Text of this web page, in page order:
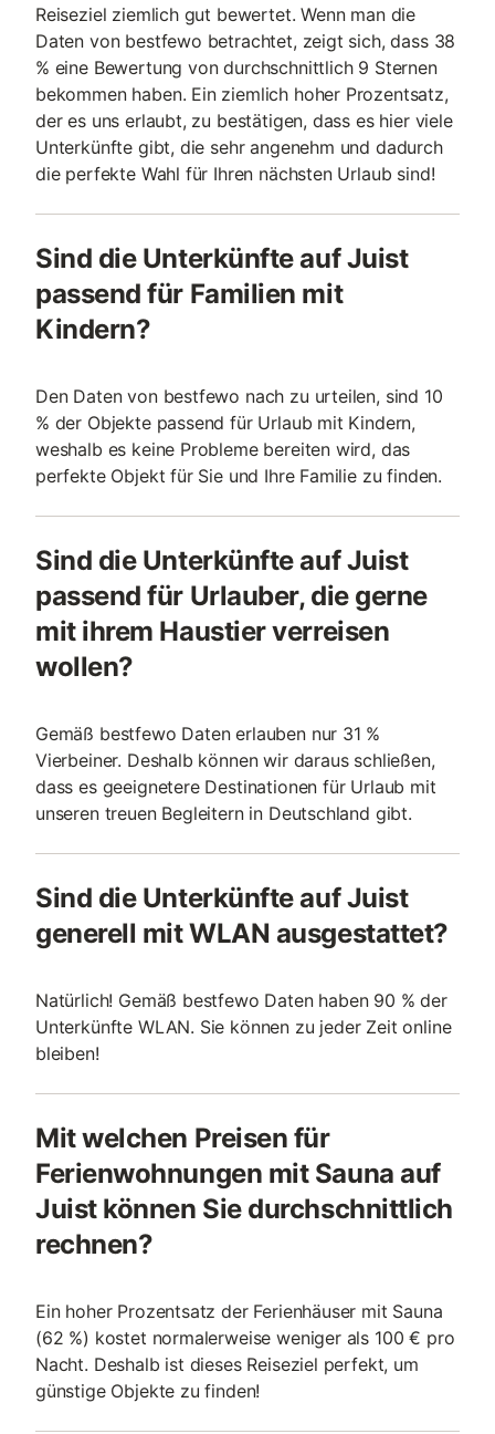
Reiseziel ziemlich gut bewertet. Wenn man die
Daten von bestfewo betrachtet, zeigt sich, dass 38
% eine Bewertung von durchschnittlich 9 Sternen
bekommen haben. Ein ziemlich hoher Prozentsatz,
der es uns erlaubt, zu bestätigen, dass es hier viele
Unterkünfte gibt, die sehr angenehm und dadurch
die perfekte Wahl für Ihren nächsten Urlaub sind!
Sind die Unterkünfte auf Juist
passend für Familien mit
Kindern?
Den Daten von bestfewo nach zu urteilen, sind 10
% der Objekte passend für Urlaub mit Kindern,
weshalb es keine Probleme bereiten wird, das
perfekte Objekt für Sie und Ihre Familie zu finden.
Sind die Unterkünfte auf Juist
passend für Urlauber, die gerne
mit ihrem Haustier verreisen
wollen?
Gemäß bestfewo Daten erlauben nur 31 %
Vierbeiner. Deshalb können wir daraus schließen,
dass es geeignetere Destinationen für Urlaub mit
unseren treuen Begleitern in Deutschland gibt.
Sind die Unterkünfte auf Juist
generell mit WLAN ausgestattet?
Natürlich! Gemäß bestfewo Daten haben 90 % der
Unterkünfte WLAN. Sie können zu jeder Zeit online
bleiben!
Mit welchen Preisen für
Ferienwohnungen mit Sauna auf
Juist können Sie durchschnittlich
rechnen?
Ein hoher Prozentsatz der Ferienhäuser mit Sauna
(62 %) kostet normalerweise weniger als 100 € pro
Nacht. Deshalb ist dieses Reiseziel perfekt, um
günstige Objekte zu finden!